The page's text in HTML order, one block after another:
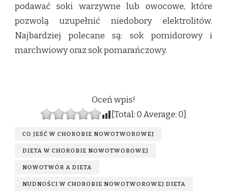
podawać soki warzywne lub owocowe, które
pozwolą uzupełnić niedobory elektrolitów.
Najbardziej polecane są: sok pomidorowy i
marchwiowy oraz sok pomarańczowy.
Oceń wpis!
[Total:0Average:0]
CO JEŚĆ W CHOROBIE NOWOTWOROWEJ
DIETA W CHOROBIE NOWOTWOROWEJ
NOWOTWÓR A DIETA
NUDNOŚCI W CHOROBIE NOWOTWOROWEJ DIETA